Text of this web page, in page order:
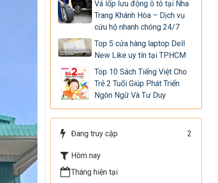
Vá lốp lưu động ô tô tại Nha
Trang Khánh Hòa – Dịch vụ
cứu hộ nhanh chóng 24/7
Top 5 cửa hàng laptop Dell
New Like uy tín tại TP.HCM
Top 10 Sách Tiếng Việt Cho
Trẻ 2 Tuổi Giúp Phát Triển
Ngôn Ngữ Và Tư Duy
Đang truy cập 2
Hôm nay
Tháng hiện tại